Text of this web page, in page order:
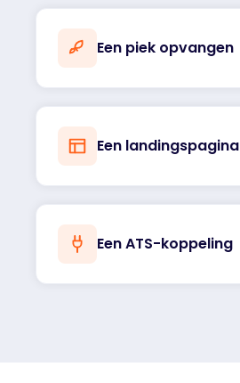
Een piek opvangen
Een landingspagina
Een ATS-koppeling